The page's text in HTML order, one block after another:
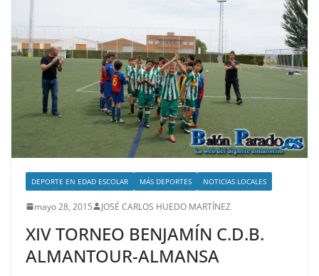
DEPORTE EN EDAD ESCOLAR MÁS DEPORTES NOTICIAS LOCALES
mayo 28, 2015 JOSÉ CARLOS HUEDO MARTÍNEZ
XIV TORNEO BENJAMÍN C.D.B.
ALMANTOUR-ALMANSA